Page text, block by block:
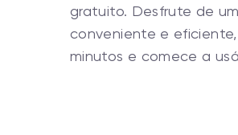
gratuito. Desfrute de
conveniente e
minutos e comece a